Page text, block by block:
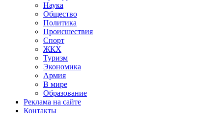
Наука
Общество
Политика
Происшествия
Спорт
ЖКХ
Туризм
Экономика
Армия
В мире
Образование
Реклама на сайте
Контакты